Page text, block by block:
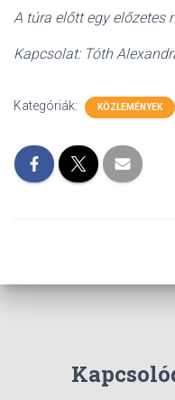
A túra előtt egy előzetes
Kapcsolat: Tóth
Kategóriák: KÖZLEMÉNYEK